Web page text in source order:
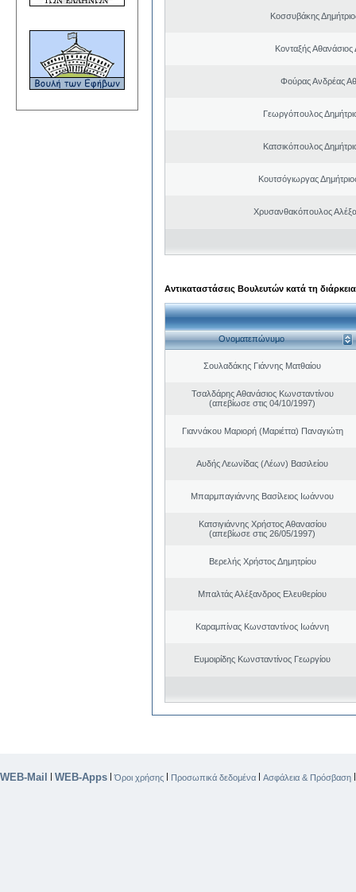
Κοσσυβάκης
Κονταξής Αθανάσιος
Φούρας Ανδρέας
Γεωργόπουλος
Κατσικόπουλος
Κουτσόγιωργας
Χρυσανθακόπουλος
Αντικαταστάσεις Βουλευτών κατά τη
Ονοματεπώνυμο
Σουλαδάκης Γιάννης Ματθαίου
Τσαλδάρης Αθανάσιος Κωνσταντίνου
(απεβίωσε στις 04/10/1997)
Γιαννάκου Μαριορή (Μαριέττα) Παναγιώτη
Αυδής Λεωνίδας (Λέων) Βασιλείου
Μπαρμπαγιάννης Βασίλειος Ιωάννου
Κατσιγιάννης Χρήστος Αθανασίου
(απεβίωσε στις 26/05/1997)
Βερελής Χρήστος Δημητρίου
Μπαλτάς Αλέξανδρος Ελευθερίου
Καραμπίνας Κωνσταντίνος Ιωάννη
Ευμοιρίδης Κωνσταντίνος Γεωργίου
WEB-Mail | WEB-Apps |Όροι χρήσης | Προσωπικά δεδομένα | Ασφάλεια & Πρόσβαση